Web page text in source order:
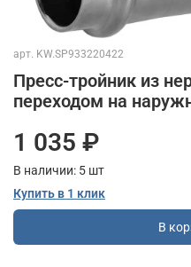
арт. KW.SP933220422
Пресс-тройник из
переходом на
1 035 ₽
В наличии: 5 шт
Купить в 1 клик
В